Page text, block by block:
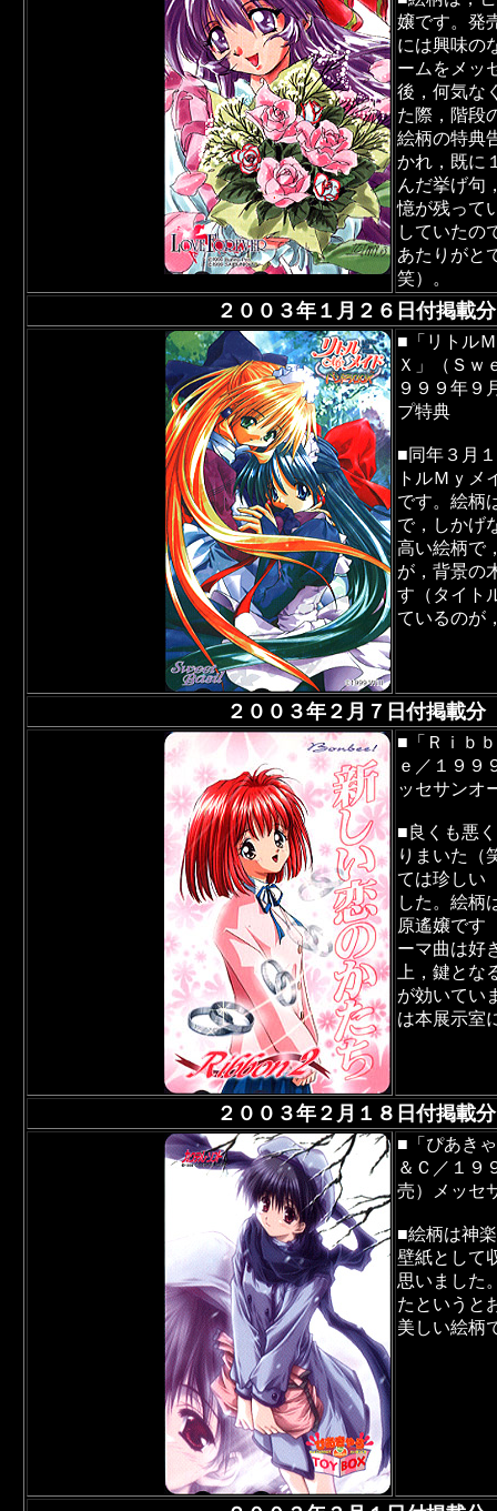
嬢です。発
には興味の
ームをメッ
後，何気な
た際，階段
絵柄の特典
かれ，既に
んだ挙げ句
憶が残って
していたの
あたりがと
笑）。
２００３年１月２６日付掲載分
■「リトル
Ｘ」（Ｓｗ
９９９年９
プ特典
■同年３月
トルＭｙメ
です。絵柄
で，しかげ
高い絵柄で
が，背景の
す（タイト
ているのが
２００３年２月７日付掲載分
■「Ｒｉｂ
ｅ／１９９
ッセサンオ
■良くも悪
りまいた（
ては珍しい
した。絵柄
原遙嬢です
ーマ曲は好
上，鍵とな
が効いてい
は本展示室
２００３年２月１８日付掲載分
■「ぴあき
＆Ｃ／１９
売）メッセ
■絵柄は神
壁紙として
思いました
たというと
美しい絵柄